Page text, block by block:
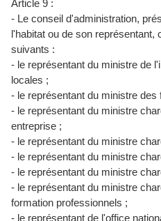
Article 9 :
- Le conseil d'administration,
l'habitat ou de son représentant,
suivants :
- le représentant du ministre de
locales ;
- le représentant du ministre des
- le représentant du ministre
entreprise ;
- le représentant du ministre
- le représentant du ministre
- le représentant du ministre
- le représentant du ministre
formation professionnels ;
- le représentant de l'office